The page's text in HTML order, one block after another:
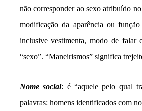
não corresponder ao sexo atribuído
modificação da aparência ou
inclusive vestimenta, modo de falar
“sexo”. “Maneirismos” significa
Nome social: é “aquele pelo qual
palavras: homens identificados com